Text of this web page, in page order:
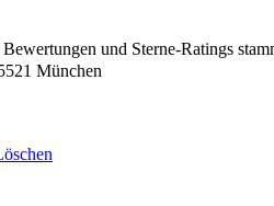
und Sterne-Ratings
München